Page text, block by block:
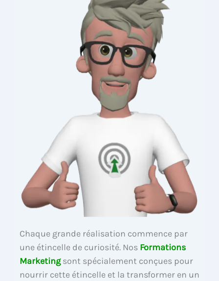
Chaque grande réalisation commence par
une étincelle de curiosité. Nos Formations
Marketingsont spécialement conçues pour
nourrir cette étincelle et la transformer en un